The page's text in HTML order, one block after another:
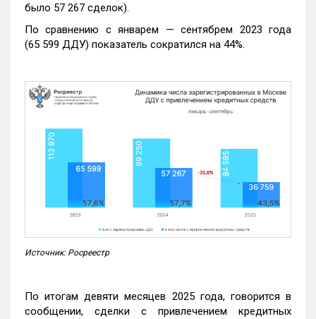
было 57 267 сделок).
По сравнению с январем — сентябрем 2023 года
(65 599 ДДУ) показатель сократился на 44%.
Источник: Росреестр
По итогам девяти месяцев 2025 года, говорится в
сообщении, сделки с привлечением кредитных